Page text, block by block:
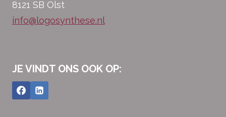
8121 SB Olst
info@logosynthese.nl
JE VINDT ONS OOK OP: